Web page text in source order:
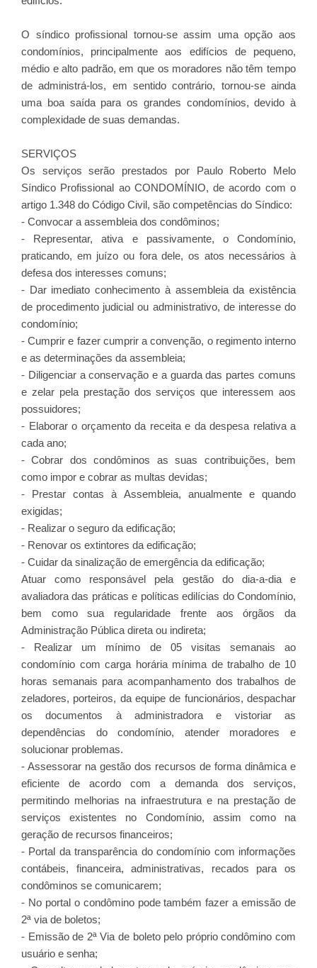
O síndico profissional tornou-se assim uma opção aos
condomínios, principalmente aos edifícios de pequeno,
médio e alto padrão, em que os moradores não têm tempo
de administrá-los, em sentido contrário, tornou-se ainda
uma boa saída para os grandes condomínios, devido à
complexidade de suas demandas.
SERVIÇOS
Os serviços serão prestados por Paulo Roberto Melo
Síndico Profissional ao CONDOMÍNIO, de acordo com o
artigo 1.348 do Código Civil, são competências do Síndico:
- Convocar a assembleia dos condôminos;
- Representar, ativa e passivamente, o Condomínio,
praticando, em juízo ou fora dele, os atos necessários à
defesa dos interesses comuns;
- Dar imediato conhecimento à assembleia da existência
de procedimento judicial ou administrativo, de interesse do
condomínio;
- Cumprir e fazer cumprir a convenção, o regimento interno
e as determinações da assembleia;
- Diligenciar a conservação e a guarda das partes comuns
e zelar pela prestação dos serviços que interessem aos
possuidores;
- Elaborar o orçamento da receita e da despesa relativa a
cada ano;
- Cobrar dos condôminos as suas contribuições, bem
como impor e cobrar as multas devidas;
- Prestar contas à Assembleia, anualmente e quando
exigidas;
- Realizar o seguro da edificação;
- Renovar os extintores da edificação;
- Cuidar da sinalização de emergência da edificação;
Atuar como responsável pela gestão do dia-a-dia e
avaliadora das práticas e políticas edilícias do Condomínio,
bem como sua regularidade frente aos órgãos da
Administração Pública direta ou indireta;
- Realizar um mínimo de 05 visitas semanais ao
condomínio com carga horária mínima de trabalho de 10
horas semanais para acompanhamento dos trabalhos de
zeladores, porteiros, da equipe de funcionários, despachar
os documentos à administradora e vistoriar as
dependências do condomínio, atender moradores e
solucionar problemas.
- Assessorar na gestão dos recursos de forma dinâmica e
eficiente de acordo com a demanda dos serviços,
permitindo melhorias na infraestrutura e na prestação de
serviços existentes no Condomínio, assim como na
geração de recursos financeiros;
- Portal da transparência do condomínio com informações
contábeis, financeira, administrativas, recados para os
condôminos se comunicarem;
- No portal o condômino pode também fazer a emissão de
2ª via de boletos;
- Emissão de 2ª Via de boleto pelo próprio condômino com
usuário e senha;